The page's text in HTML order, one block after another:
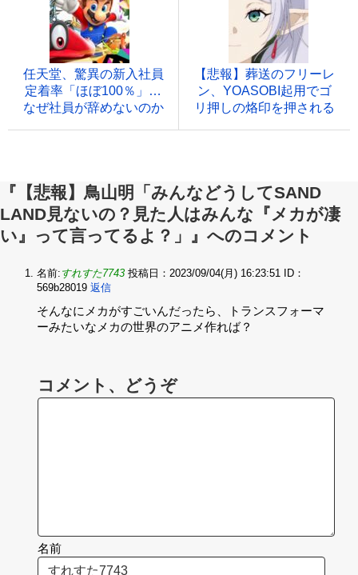
任天堂、驚異の新入社員
定着率「ほぼ100％」…
なぜ社員が辞めないのか
【悲報】葬送のフリーレ
ン、YOASOBI起用でゴ
リ押しの烙印を押される
『【悲報】鳥山明「みんなどうしてSAND
LAND見ないの？見た人はみんな『メカが凄
い』って言ってるよ？」』へのコメント
名前: すれすた7743 投稿日：2023/09/04(月) 16:23:51
ID：
569b28019 返信
そんなにメカがすごいんだったら、トランスフォーマ
ーみたいなメカの世界のアニメ作れば？
コメント、どうぞ
名前